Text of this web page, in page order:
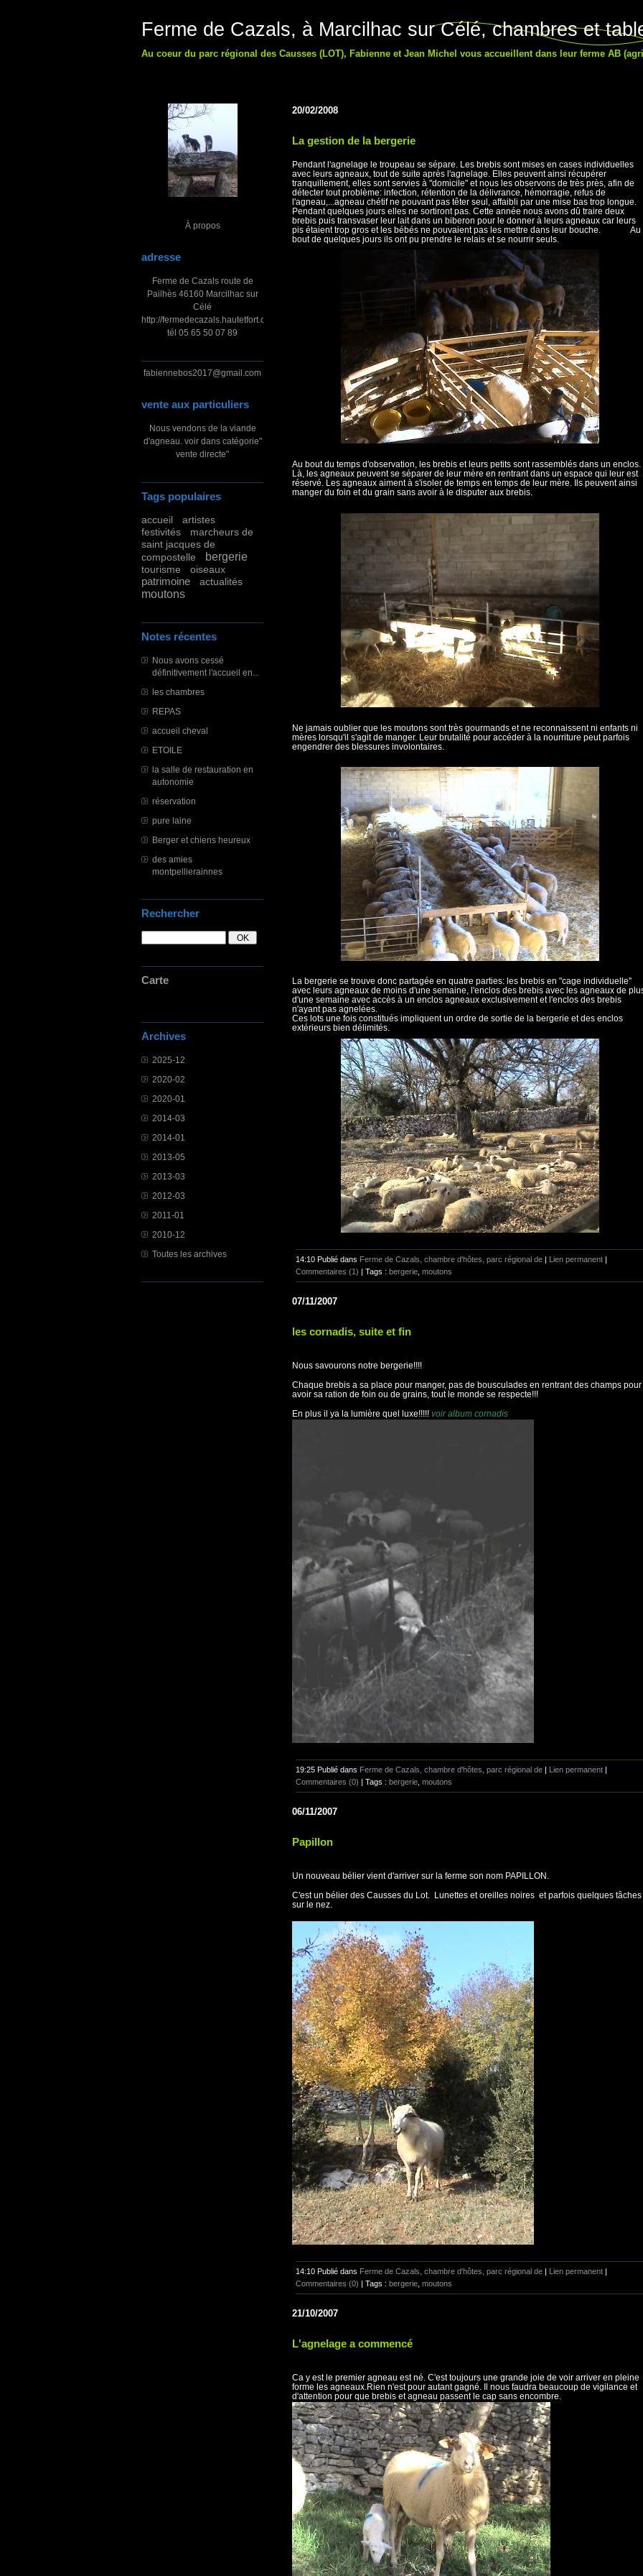
Ferme de Cazals, à Marcilhac sur Célé, chambres et
Au coeur du parc régional des Causses (LOT), Fabienne et Jean Michel vous accueillent dans leur ferme AB
À propos
adresse
Ferme de Cazals route de
Pailhès 46160 Marcilhac sur
Célé
http://fermedecazals.hautetfort.com
tél 05 65 50 07 89
fabiennebos2017@gmail.com
vente aux particuliers
Nous vendons de la viande
d'agneau. voir dans catégorie"
vente directe"
Tags populaires
accueil
artistes
festivités
marcheurs de
saint jacques de
compostelle
bergerie
tourisme oiseaux
patrimoine actualités
moutons
Notes récentes
Nous avons cessé
définitivement l'accueil en...
les chambres
REPAS
accueil cheval
ETOILE
la salle de restauration en
autonomie
réservation
pure laine
Berger et chiens heureux
des amies
montpellierainnes
Rechercher
Carte
Archives
2025-12
2020-02
2020-01
2014-03
2014-01
2013-05
2013-03
2012-03
2011-01
2010-12
Toutes les archives
20/02/2008
La gestion de la bergerie
Pendant l'agnelage le troupeau se sépare. Les brebis sont mises en cases individuelles
avec leurs agneaux, tout de suite après l'agnelage. Elles peuvent ainsi récupérer
tranquillement, elles sont servies à "domicile" et nous les observons de très près, afin de
détecter tout problème: infection, rétention de la délivrance, hémorragie, refus de
l'agneau,...agneau chétif ne pouvant pas têter seul, affaibli par une mise bas trop longue.
Pendant quelques jours elles ne sortiront pas. Cette année nous avons dû traire deux
brebis puis transvaser leur lait dans un biberon pour le donner à leurs agneaux car leurs
pis étaient trop gros et les bébés ne pouvaient pas les mettre dans leur bouche. Au
bout de quelques jours ils ont pu prendre le relais et se nourrir seuls.
Au bout du temps d'observation, les brebis et leurs petits sont rassemblés dans un enclos.
Là, les agneaux peuvent se séparer de leur mère en rentrant dans un espace qui leur est
réservé. Les agneaux aiment à s'isoler de temps en temps de leur mère. Ils peuvent ainsi
manger du foin et du grain sans avoir à le disputer aux brebis.
Ne jamais oublier que les moutons sont très gourmands et ne reconnaissent ni enfants ni
mères lorsqu'il s'agit de manger. Leur brutalité pour accéder à la nourriture peut parfois
engendrer des blessures involontaires.
La bergerie se trouve donc partagée en quatre parties: les brebis en "cage individuelle"
avec leurs agneaux de moins d'une semaine, l'enclos des brebis avec les agneaux de
d'une semaine avec accès à un enclos agneaux exclusivement et l'enclos des brebis
n'ayant pas agnelées.
Ces lots une fois constitués impliquent un ordre de sortie de la bergerie et des enclos
extérieurs bien délimités.
14:10 Publié dans Ferme de Cazals, chambre d'hôtes, parc régional de | Lien permanent |
Commentaires (1) | Tags : bergerie moutons
07/11/2007
les cornadis, suite et fin
Nous savourons notre bergerie!!!!
Chaque brebis a sa place pour manger, pas de bousculades en rentrant des champs pour
avoir sa ration de foin ou de grains, tout le monde se respecte!!!
En plus il ya la lumière quel luxe!!!!! voir album cornadis
19:25 Publié dans Ferme de Cazals, chambre d'hôtes, parc régional de Lien permanent
Commentaires (0) | Tags : bergerie moutons
06/11/2007
Papillon
Un nouveau bélier vient d'arriver sur la ferme son nom PAPILLON.
C'est un bélier des Causses du Lot. Lunettes et oreilles noires et parfois quelques tâches
sur le nez.
14:10 Publié dans Ferme de Cazals, chambre d'hôtes, parc régional de | Lien permanent |
Commentaires (0) | Tags : bergerie moutons
21/10/2007
L'agnelage a commencé
Ca y est le premier agneau est né. C'est toujours une grande joie de voir arriver en pleine
forme les agneaux.Rien n'est pour autant gagné. Il nous faudra beaucoup de vigilance et
d'attention pour que brebis et agneau passent le cap sans encombre.